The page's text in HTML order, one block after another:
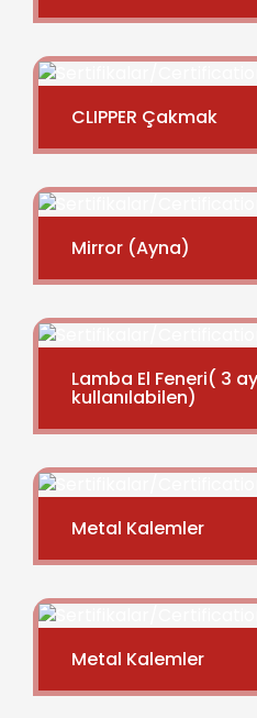
CLIPPER Çakmak
Mirror (Ayna)
Lamba El Feneri( 3
kullanılabilen)
Metal Kalemler
Metal Kalemler